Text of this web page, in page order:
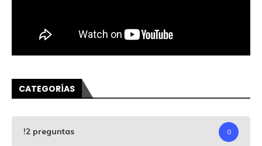
CATEGORÍAS
!2 preguntas 0